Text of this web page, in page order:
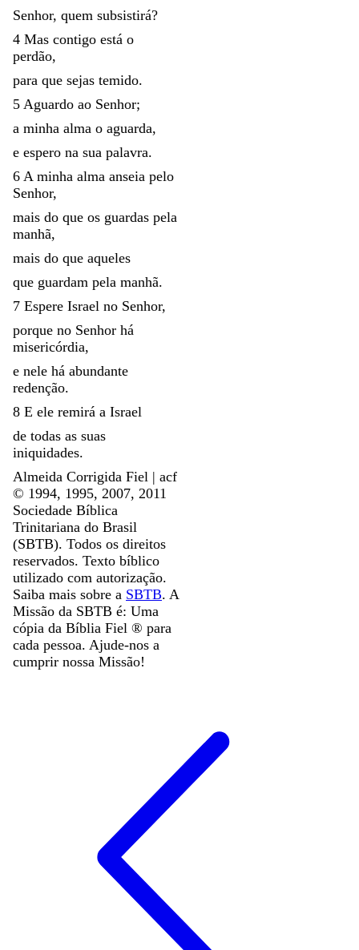
Senhor, quem subsistirá?
4 Mas contigo está o
perdão,
para que sejas temido.
5 Aguardo ao Senhor;
a minha alma o aguarda,
e espero na sua palavra.
6 A minha alma anseia pelo
Senhor,
mais do que os guardas pela
manhã,
mais do que aqueles
que guardam pela manhã.
7 Espere Israel no Senhor,
porque no Senhor há
misericórdia,
e nele há abundante
redenção.
8 E ele remirá a Israel
de todas as suas
iniquidades.
Almeida Corrigida Fiel | acf
©️ 1994, 1995, 2007, 2011
Sociedade Bíblica
Trinitariana do Brasil
(SBTB). Todos os direitos
reservados. Texto bíblico
utilizado com autorização.
Saiba mais sobre a SBTB. A
Missão da SBTB é: Uma
cópia da Bíblia Fiel ®️ para
cada pessoa. Ajude-nos a
cumprir nossa Missão!